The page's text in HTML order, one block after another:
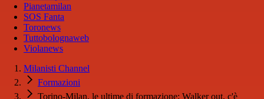
Pianetamilan
SOS Fanta
Toronews
Tuttobolognaweb
Violanews
Milanisti Channel
Formazioni
Torino-Milan, le ultime di formazione: Walker out, c'è